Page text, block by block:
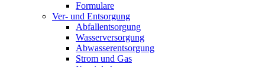
Formulare
Ver- und Entsorgung
Abfallentsorgung
Wasserversorgung
Abwasserentsorgung
Strom und Gas